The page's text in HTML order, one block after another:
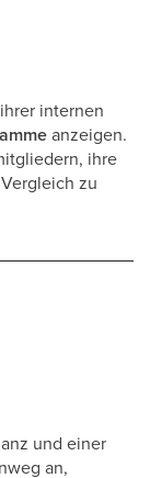
internen
anzeigen.
ihre
zu
und einer
an,